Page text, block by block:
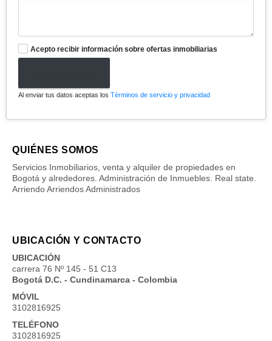
Acepto recibir información sobre ofertas inmobiliarias
Al enviar tus datos aceptas los Términos de servicio y privacidad
QUIÉNES SOMOS
Servicios Inmobiliarios, venta y alquiler de propiedades en
Bogotá y alrededores. Administración de Inmuebles. Real state.
Arriendo Arriendos Administrados
UBICACIÓN Y CONTACTO
UBICACIÓN
carrera 76 Nº 145 - 51 C13
Bogotá D.C. - Cundinamarca - Colombia
MÓVIL
3102816925
TELÉFONO
3102816925